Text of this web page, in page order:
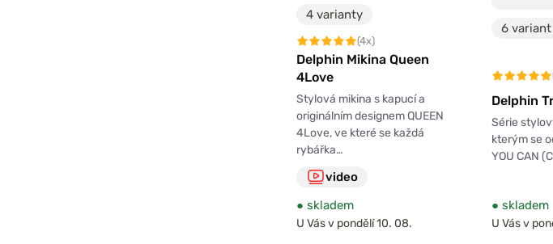
4 varianty
(4x)
Delphin Mikina Queen
4Love
Stylová mikina s kapucí a
originálním designem QUEEN
4Love, ve které se každá
rybářka…
video
● skladem
U Vás v pondělí 10. 08.
6 variant
Delphin
Série
kterým se
YOU CAN
● skladem
U Vás v